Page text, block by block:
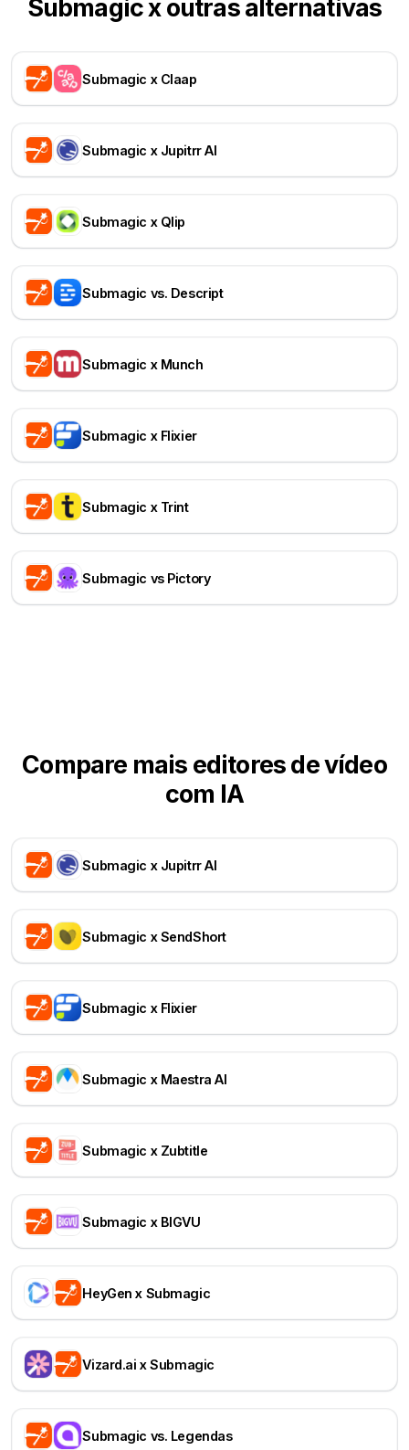
Submagic x outras alternativas
Submagic x Claap
Submagic x Jupitrr AI
Submagic x Qlip
Submagic vs. Descript
Submagic x Munch
Submagic x Flixier
Submagic x Trint
Submagic vs Pictory
Compare mais editores de vídeo
com IA
Submagic x Jupitrr AI
Submagic x SendShort
Submagic x Flixier
Submagic x Maestra AI
Submagic x Zubtitle
Submagic x BIGVU
HeyGen x Submagic
Vizard.ai x Submagic
Submagic vs. Legendas